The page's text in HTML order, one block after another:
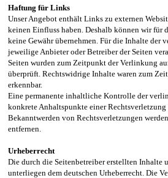
Haftung für Links
Unser Angebot enthält Links zu externen
keinen Einfluss haben. Deshalb können wir für
keine Gewähr übernehmen. Für die Inhalte der
jeweilige Anbieter oder Betreiber der Seiten
Seiten wurden zum Zeitpunkt der Verlinkung
überprüft. Rechtswidrige Inhalte waren zum
erkennbar.
Eine permanente inhaltliche Kontrolle der
konkrete Anhaltspunkte einer
Bekanntwerden von Rechtsverletzungen
entfernen.
Urheberrecht
Die durch die Seitenbetreiber erstellten Inhalte
unterliegen dem deutschen Urheberrecht. Die